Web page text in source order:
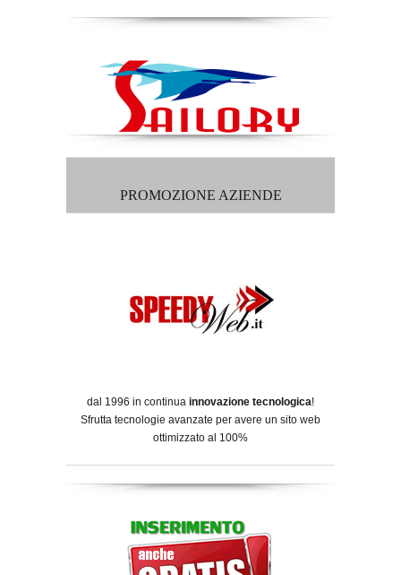
PROMOZIONE AZIENDE
dal 1996 in continua innovazione tecnologica!
Sfrutta tecnologie avanzate per avere un sito web
ottimizzato al 100%